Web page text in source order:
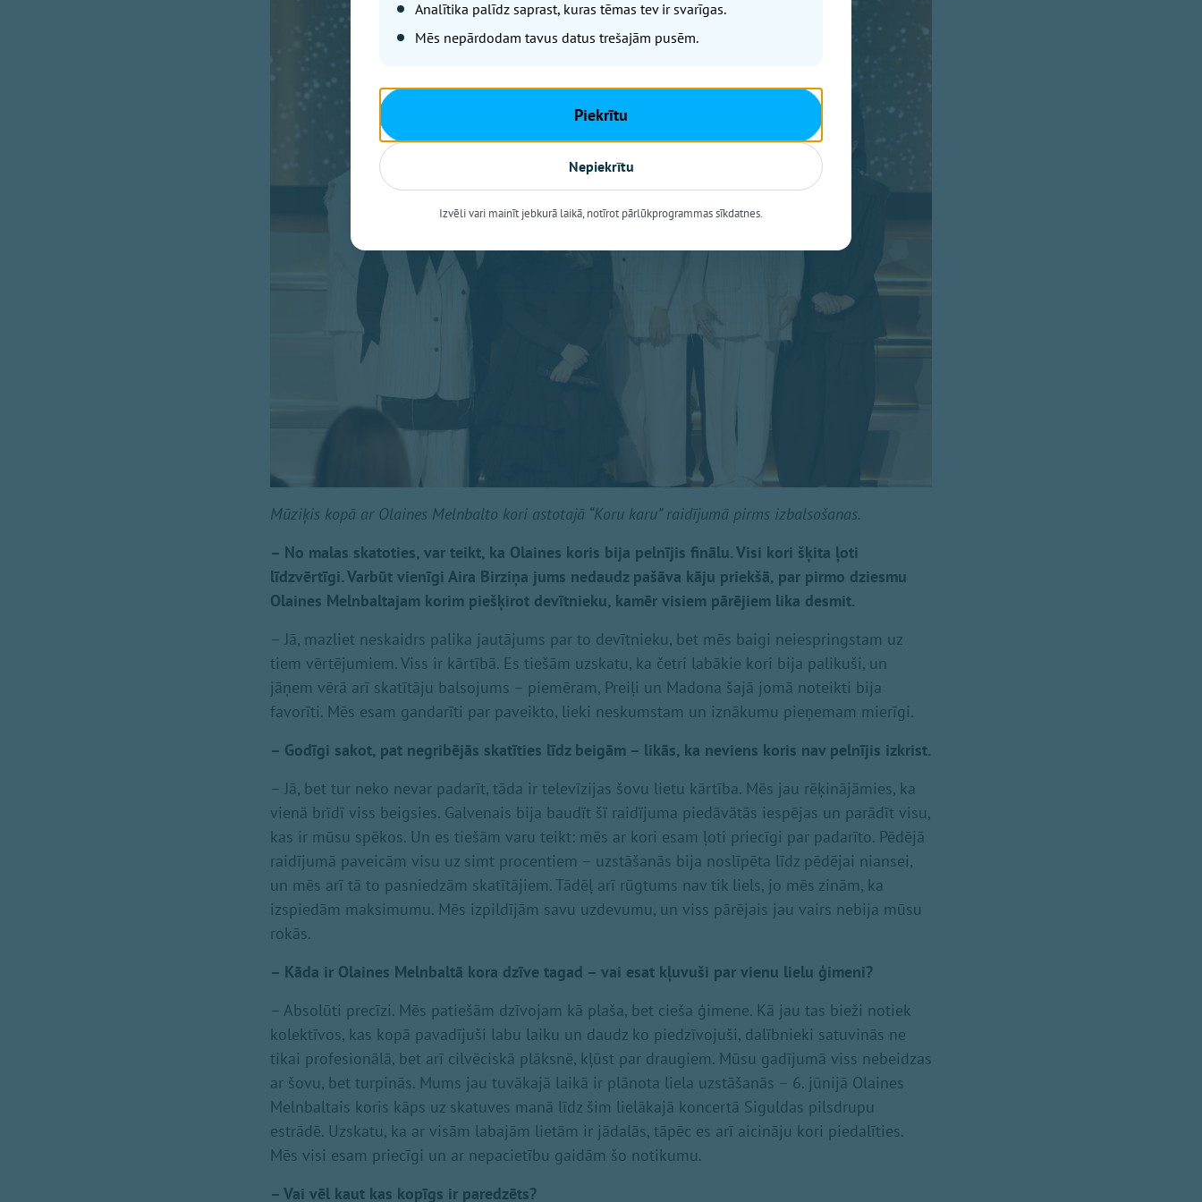
Mūziķis kopā ar Olaines Melnbalto kori astotajā “Koru karu” raidījumā pirms izbalsošanas.
– No malas skatoties, var teikt, ka Olaines koris bija pelnījis finālu. Visi kori šķita ļoti
līdzvērtīgi. Varbūt vienīgi Aira Birziņa jums nedaudz pašāva kāju priekšā, par pirmo dziesmu
Olaines Melnbaltajam korim piešķirot devītnieku, kamēr visiem pārējiem lika desmit.
– Jā, mazliet neskaidrs palika jautājums par to devītnieku, bet mēs baigi neiespringstam uz
tiem vērtējumiem. Viss ir kārtībā. Es tiešām uzskatu, ka četri labākie kori bija palikuši, un
jāņem vērā arī skatītāju balsojums – piemēram, Preiļi un Madona šajā jomā noteikti bija
favorīti. Mēs esam gandarīti par paveikto, lieki neskumstam un iznākumu pieņemam mierīgi.
– Godīgi sakot, pat negribējās skatīties līdz beigām – likās, ka neviens koris nav pelnījis izkrist.
– Jā, bet tur neko nevar padarīt, tāda ir televīzijas šovu lietu kārtība. Mēs jau rēķinājāmies, ka
vienā brīdī viss beigsies. Galvenais bija baudīt šī raidījuma piedāvātās iespējas un parādīt visu,
kas ir mūsu spēkos. Un es tiešām varu teikt: mēs ar kori esam ļoti priecīgi par padarīto. Pēdējā
raidījumā paveicām visu uz simt procentiem – uzstāšanās bija noslīpēta līdz pēdējai niansei,
un mēs arī tā to pasniedzām skatītājiem. Tādēļ arī rūgtums nav tik liels, jo mēs zinām, ka
izspiedām maksimumu. Mēs izpildījām savu uzdevumu, un viss pārējais jau vairs nebija mūsu
rokās.
– Kāda ir Olaines Melnbaltā kora dzīve tagad – vai esat kļuvuši par vienu lielu ģimeni?
– Absolūti precīzi. Mēs patiešām dzīvojam kā plaša, bet cieša ģimene. Kā jau tas bieži notiek
kolektīvos, kas kopā pavadījuši labu laiku un daudz ko piedzīvojuši, dalībnieki satuvinās ne
tikai profesionālā, bet arī cilvēciskā plāksnē, kļūst par draugiem. Mūsu gadījumā viss nebeidzas
ar šovu, bet turpinās. Mums jau tuvākajā laikā ir plānota liela uzstāšanās – 6. jūnijā Olaines
Melnbaltais koris kāps uz skatuves manā līdz šim lielākajā koncertā Siguldas pilsdrupu
estrādē. Uzskatu, ka ar visām labajām lietām ir jādalās, tāpēc es arī aicināju kori piedalīties.
Mēs visi esam priecīgi un ar nepacietību gaidām šo notikumu.
– Vai vēl kaut kas kopīgs ir paredzēts?
Analītika palīdz saprast, kuras tēmas tev ir svarīgas.
Mēs nepārdodam tavus datus trešajām pusēm.
Piekrītu
Nepiekrītu
Izvēli vari mainīt jebkurā laikā, notīrot pārlūkprogrammas sīkdatnes.